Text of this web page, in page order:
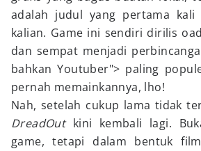
adalah judul yang pertama
kalian. Game ini sendiri dirilis
dan sempat menjadi
bahkan Youtuber"> paling
pernah memainkannya, lho!
Nah, setelah cukup lama tidak
DreadOut kini kembali lagi.
game, tetapi dalam bentuk